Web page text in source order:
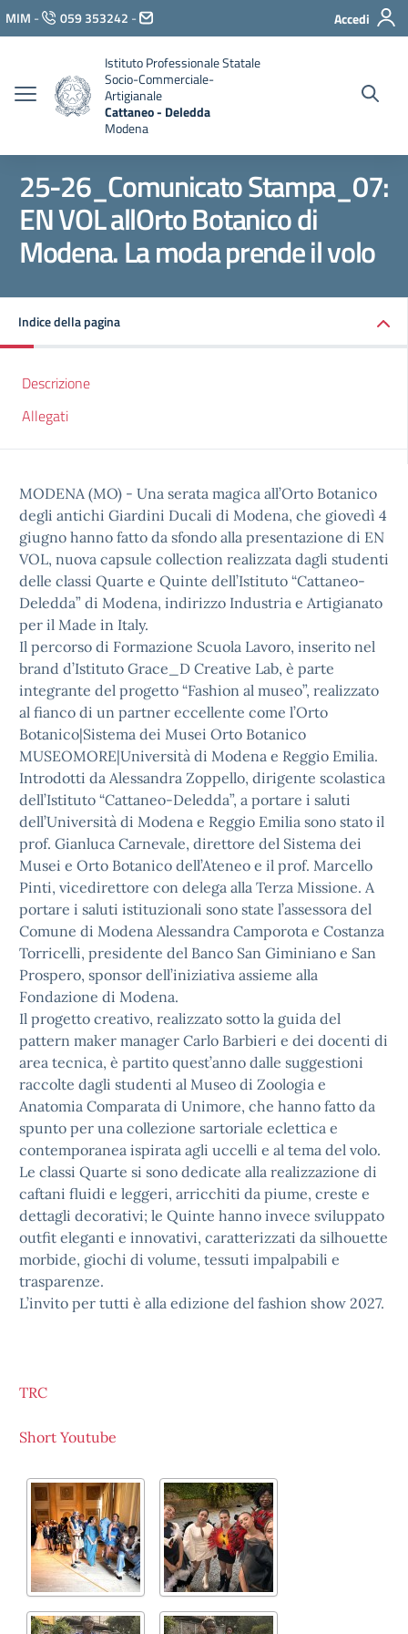
Vai ai contenuti
Vai al menu di navigazione
Vai al footer
MIM - 059 353242 - Accedi
Istituto Professionale Statale
Socio-Commerciale-
Artigianale
Cattaneo - Deledda
Modena
25-26_Comunicato Stampa_07:
EN VOL allOrto Botanico di
Modena. La moda prende il volo
Indice della pagina
Descrizione
Allegati
MODENA (MO) - Una serata magica all’Orto Botanico
degli antichi Giardini Ducali di Modena, che giovedì 4
giugno hanno fatto da sfondo alla presentazione di EN
VOL, nuova capsule collection realizzata dagli studenti
delle classi Quarte e Quinte dell’Istituto “Cattaneo-
Deledda” di Modena, indirizzo Industria e Artigianato
per il Made in Italy.
Il percorso di Formazione Scuola Lavoro, inserito nel
brand d’Istituto Grace_D Creative Lab, è parte
integrante del progetto “Fashion al museo”, realizzato
al fianco di un partner eccellente come l’Orto
Botanico|Sistema dei Musei Orto Botanico
MUSEOMORE|Università di Modena e Reggio Emilia.
Introdotti da Alessandra Zoppello, dirigente scolastica
dell’Istituto “Cattaneo-Deledda”, a portare i saluti
dell’Università di Modena e Reggio Emilia sono stato il
prof. Gianluca Carnevale, direttore del Sistema dei
Musei e Orto Botanico dell’Ateneo e il prof. Marcello
Pinti, vicedirettore con delega alla Terza Missione. A
portare i saluti istituzionali sono state l’assessora del
Comune di Modena Alessandra Camporota e Costanza
Torricelli, presidente del Banco San Giminiano e San
Prospero, sponsor dell’iniziativa assieme alla
Fondazione di Modena.
Il progetto creativo, realizzato sotto la guida del
pattern maker manager Carlo Barbieri e dei docenti di
area tecnica, è partito quest’anno dalle suggestioni
raccolte dagli studenti al Museo di Zoologia e
Anatomia Comparata di Unimore, che hanno fatto da
spunto per una collezione sartoriale eclettica e
contemporanea ispirata agli uccelli e al tema del volo.
Le classi Quarte si sono dedicate alla realizzazione di
caftani fluidi e leggeri, arricchiti da piume, creste e
dettagli decorativi; le Quinte hanno invece sviluppato
outfit eleganti e innovativi, caratterizzati da silhouette
morbide, giochi di volume, tessuti impalpabili e
trasparenze.
L’invito per tutti è alla edizione del fashion show 2027.
TRC
Short Youtube